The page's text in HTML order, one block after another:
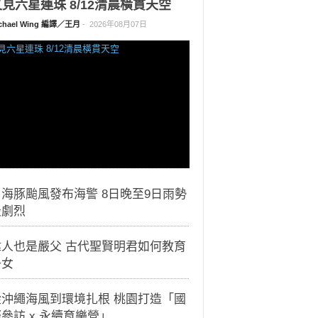
六星連珠 8/12清晨橫貫天空
Wing 編譯／王月 - 2026年08月07日
豚颱風發布海警 8日晚至9日雨勢
烈
也是嚴父 古代聖賢明君如何教育
繩海風到環境扎根 桃園打造「國